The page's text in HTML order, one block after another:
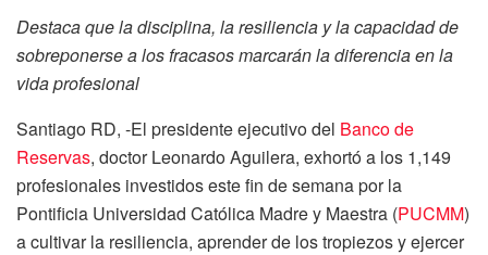
Destaca que la disciplina, la resiliencia y la capacidad de
sobreponerse a los fracasos marcarán la diferencia en la
vida profesional
Santiago RD, -El presidente ejecutivo del Banco de
Reservas, doctor Leonardo Aguilera, exhortó a los 1,149
profesionales investidos este fin de semana por la
Pontificia Universidad Católica Madre y Maestra (PUCMM)
a cultivar la resiliencia, aprender de los tropiezos y ejercer